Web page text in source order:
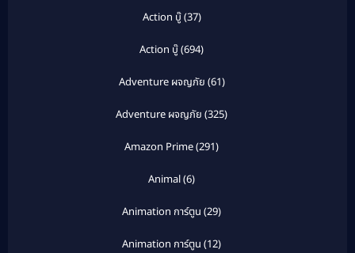
Action บู๊(37)
Action บู๊(694)
Adventure ผจญภัย (61)
Adventure ผจญภัย (325)
Amazon Prime(291)
Animal(6)
Animation การ์ตูน (29)
Animation การ์ตูน (12)